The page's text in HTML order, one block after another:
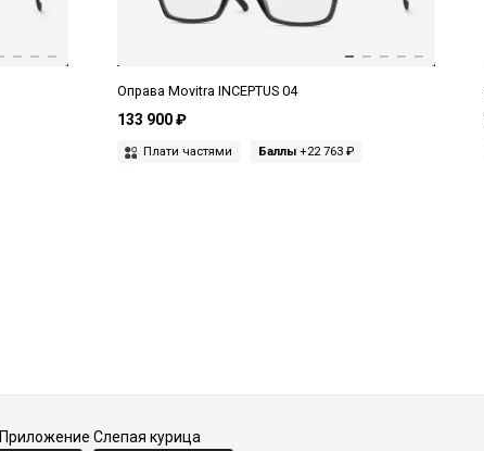
Оправа Movitra INCEPTUS 04
133 900 ₽
Плати частями Баллы +22 763 ₽
Приложение Слепая курица